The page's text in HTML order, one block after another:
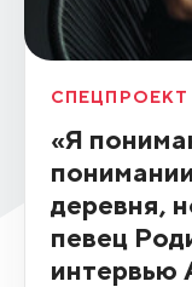
СПЕЦПРОЕКТ
«Я
деревня,
певец
интервью